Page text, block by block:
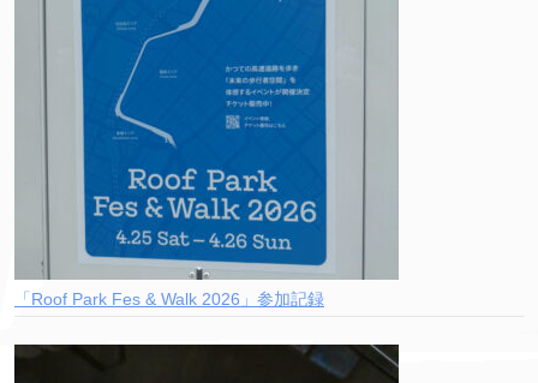
「Roof Park Fes & Walk 2026」参加記録